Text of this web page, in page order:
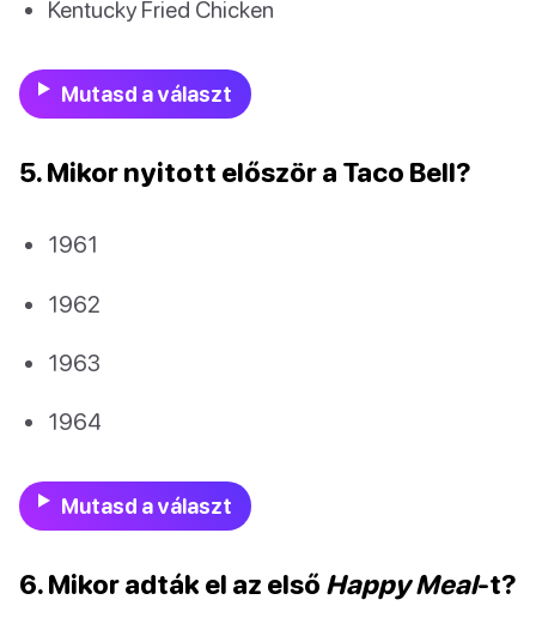
Kentucky Fried Chicken
Mutasd a választ
5. Mikor nyitott először a Taco Bell?
1961
1962
1963
1964
Mutasd a választ
6. Mikor adták el az első Happy Meal-t?